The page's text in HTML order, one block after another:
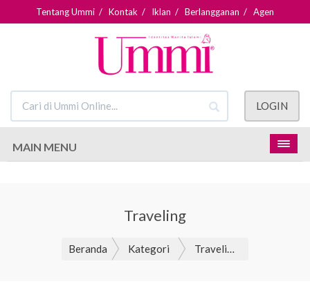
Tentang Ummi / Kontak / Iklan / Berlangganan / Agen
LOGIN
MAIN MENU
Traveling
Beranda Kategori Traveling